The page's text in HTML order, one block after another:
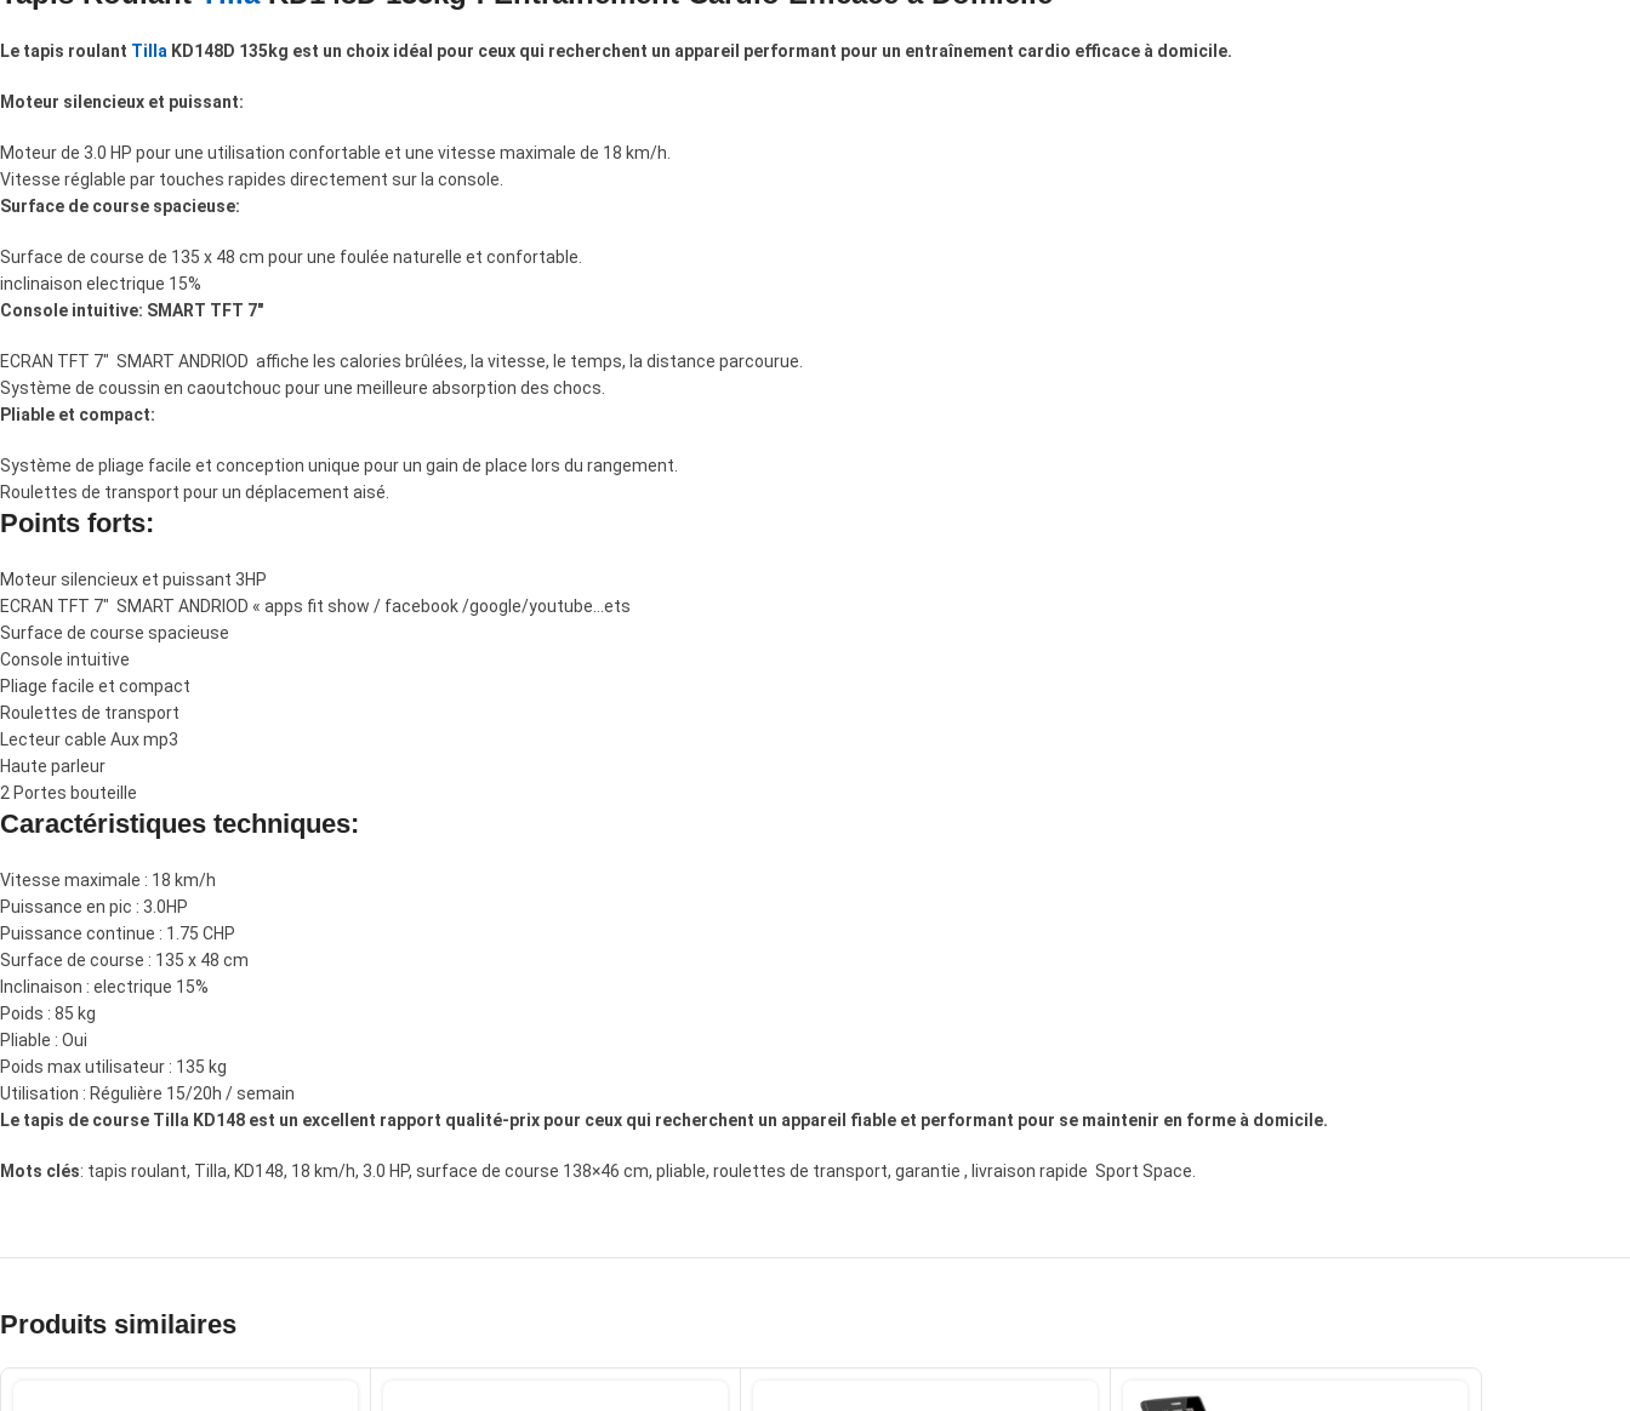
Le tapis roulant Tilla KD148D 135kg est un choix idéal pour ceux qui recherchent un appareil performant pour un entraînement cardio efficace à domicile.
Moteur silencieux et puissant:
Moteur de 3.0 HP pour une utilisation confortable et une vitesse maximale de 18 km/h.
Vitesse réglable par touches rapides directement sur la console.
Surface de course spacieuse:
Surface de course de 135 x 48 cm pour une foulée naturelle et confortable.
inclinaison electrique 15%
Console intuitive: SMART TFT 7″
ECRAN TFT 7″ SMART ANDRIOD affiche les calories brûlées, la vitesse, le temps, la distance parcourue.
Système de coussin en caoutchouc pour une meilleure absorption des chocs.
Pliable et compact:
Système de pliage facile et conception unique pour un gain de place lors du rangement.
Roulettes de transport pour un déplacement aisé.
Points forts:
Moteur silencieux et puissant 3HP
ECRAN TFT 7″ SMART ANDRIOD « apps fit show / facebook /google/youtube…ets
Surface de course spacieuse
Console intuitive
Pliage facile et compact
Roulettes de transport
Lecteur cable Aux mp3
Haute parleur
2 Portes bouteille
Caractéristiques techniques:
Vitesse maximale : 18 km/h
Puissance en pic : 3.0HP
Puissance continue : 1.75 CHP
Surface de course : 135 x 48 cm
Inclinaison : electrique 15%
Poids : 85 kg
Pliable : Oui
Poids max utilisateur : 135 kg
Utilisation : Régulière 15/20h / semain
Le tapis de course Tilla KD148 est un excellent rapport qualité-prix pour ceux qui recherchent un appareil fiable et performant pour se maintenir en forme à domicile.
Mots clés: tapis roulant, Tilla, KD148, 18 km/h, 3.0 HP, surface de course 138×46 cm, pliable, roulettes de transport, garantie , livraison rapide Sport Space.
Produits similaires